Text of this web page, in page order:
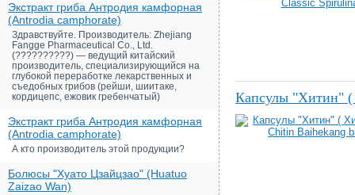
Экстракт гриба Антродия камфорная
(Antrodia camphorate)
Здравствуйте. Производитель: Zhejiang
Fangge Pharmaceutical Co., Ltd.
(??????????) — ведущий китайский
производитель, специализирующийся на
глубокой переработке лекарственных и
съедобных грибов (рейши, шиитаке,
кордицепс, ежовик гребенчатый)
Экстракт гриба Антродия камфорная
(Antrodia camphorate)
А кто производитель этой продукции?
Болюсы "Хуато Цзайцзао" (Huatuo
Zaizao Wan)
Капсулы "Хитин" (